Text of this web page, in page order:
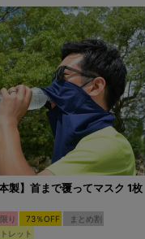
本製】首まで覆ってマスク 1枚
り 73％OFF
まとめ割
レット